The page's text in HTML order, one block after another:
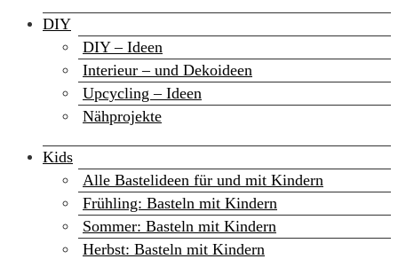
DIY
DIY – Ideen
Interieur – und Dekoideen
Upcycling – Ideen
Nähprojekte
Kids
Alle Bastelideen für und mit Kindern
Frühling: Basteln mit Kindern
Sommer: Basteln mit Kindern
Herbst: Basteln mit Kindern